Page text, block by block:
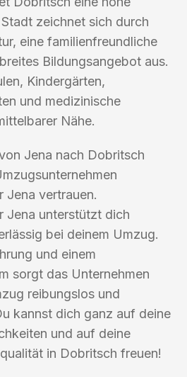
zeichnet sich durch
eine familienfreundliche
Bildungsangebot aus.
Kindergärten,
und medizinische
Nähe.
Jena nach Dobritsch
Jena vertrauen.
Jena unterstützt dich
bei deinem Umzug.
und einem
sorgt das Unternehmen
reibungslos und
kannst dich ganz auf deine
und auf deine
in Dobritsch freuen!